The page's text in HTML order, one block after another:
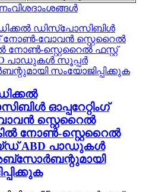
വിശദാംശങ്ങൾ
ഓപ്പറേറ്റിംഗ്
സ്റ്റെറൈൽ
നോൺ-സ്റ്റെറൈൽ
ABD പാഡുകൾ